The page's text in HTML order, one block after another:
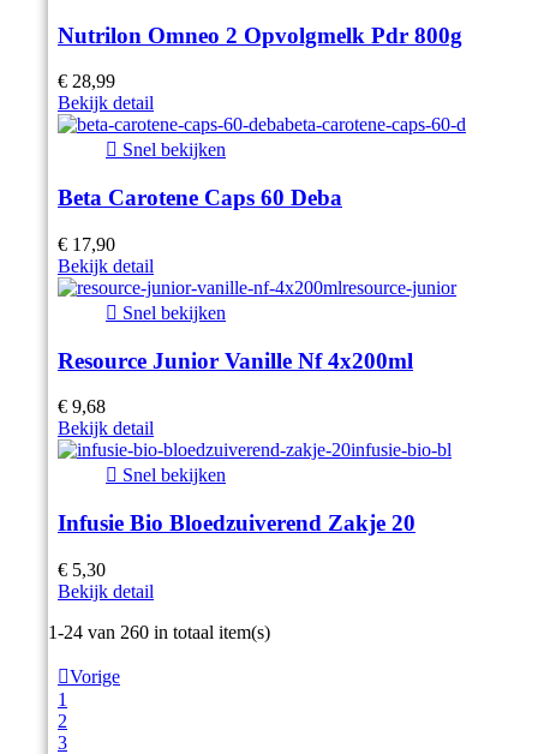
Nutrilon Omneo 2 Opvolgmelk Pdr 800g
€ 28,99
Bekijk detail
 Snel bekijken
Beta Carotene Caps 60 Deba
€ 17,90
Bekijk detail
 Snel bekijken
Resource Junior Vanille Nf 4x200ml
€ 9,68
Bekijk detail
 Snel bekijken
Infusie Bio Bloedzuiverend Zakje 20
€ 5,30
Bekijk detail
Item 1-24 van 260 in totaal item(s)
Vorige
1
2
3